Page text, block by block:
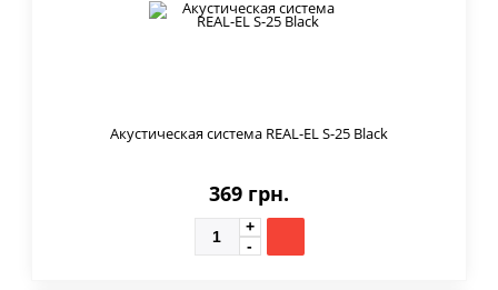
Акустическая система REAL-EL S-25 Black
369 грн.